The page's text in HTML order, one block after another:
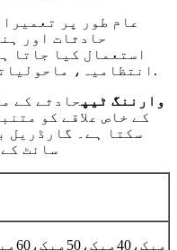
عام طور پر
حادثات اور
استعمال کیا جاتا
انتظامیہ، ماحولیاتی تحفظ انجینئرنگ کے لئے باڑ.
PE وارننگ ٹیپحادثے کے
کے خاص علاقے کو
سکتا ہے۔ گارڈریل
سائٹ
30میک،40میک،50میک،60میک،70میک،100میک